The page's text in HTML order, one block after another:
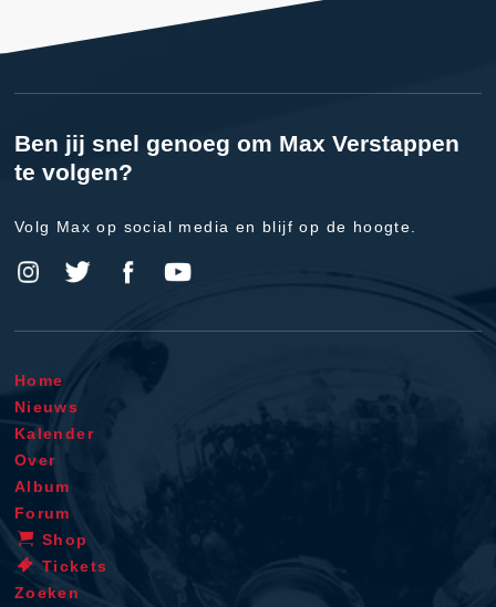
Ben jij snel genoeg om Max Verstappen
te volgen?
Volg Max op social media en blijf op de hoogte.
Home
Nieuws
Kalender
Over
Album
Forum
Shop
Tickets
Zoeken